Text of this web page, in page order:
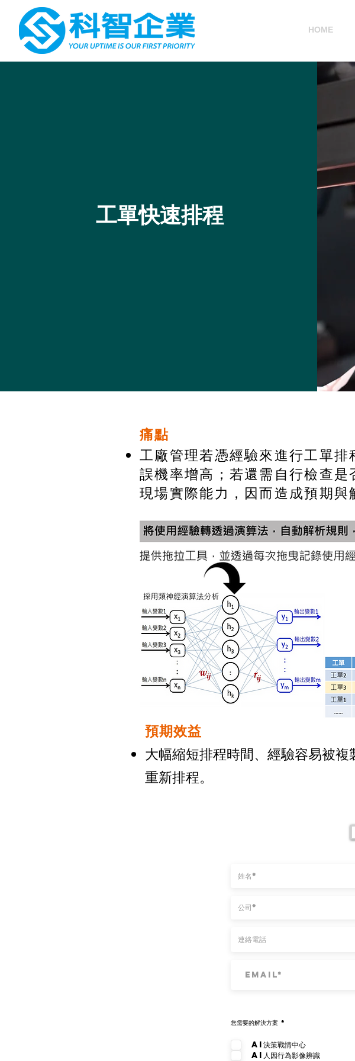
HOME
工單快速排程
​痛點
工廠管理若憑經驗來進行工單
誤機率增高；若還需自行檢查
現場實際能力，因而造成預期與
預期效益
大幅縮短排程時間、經驗容易被
重新排程。
您需要的解決方案 *
AI決策戰情中心
AI人因行為影像辨識